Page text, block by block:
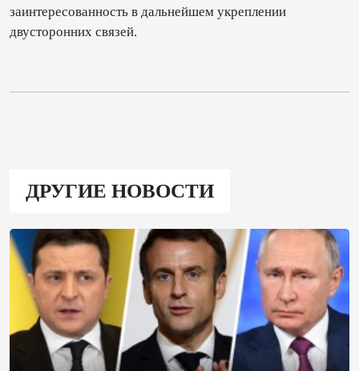
заинтересованность в дальнейшем укреплении
двусторонних связей.
ДРУГИЕ НОВОСТИ